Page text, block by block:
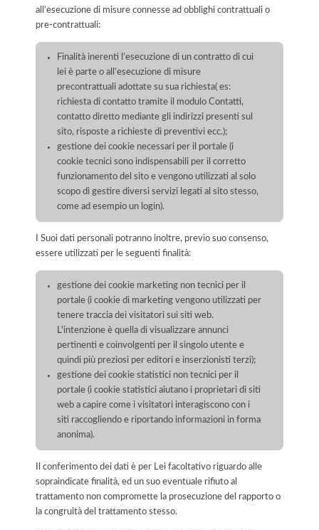
all’esecuzione di misure connesse ad obblighi contrattuali o
pre-contrattuali:
Finalità inerenti l’esecuzione di un contratto di cui
lei è parte o all’esecuzione di misure
precontrattuali adottate su sua richiesta( es:
richiesta di contatto tramite il modulo Contatti,
contatto diretto mediante gli indirizzi presenti sul
sito, risposte a richieste di preventivi ecc.);
gestione dei cookie necessari per il portale (i
cookie tecnici sono indispensabili per il corretto
funzionamento del sito e vengono utilizzati al solo
scopo di gestire diversi servizi legati al sito stesso,
come ad esempio un login).
I Suoi dati personali potranno inoltre, previo suo consenso,
essere utilizzati per le seguenti finalità:
gestione dei cookie marketing non tecnici per il
portale (i cookie di marketing vengono utilizzati per
tenere traccia dei visitatori sui siti web.
L'intenzione è quella di visualizzare annunci
pertinenti e coinvolgenti per il singolo utente e
quindi più preziosi per editori e inserzionisti terzi);
gestione dei cookie statistici non tecnici per il
portale (i cookie statistici aiutano i proprietari di siti
web a capire come i visitatori interagiscono con i
siti raccogliendo e riportando informazioni in forma
anonima).
Il conferimento dei dati è per Lei facoltativo riguardo alle
sopraindicate finalità, ed un suo eventuale rifiuto al
trattamento non compromette la prosecuzione del rapporto o
la congruità del trattamento stesso.